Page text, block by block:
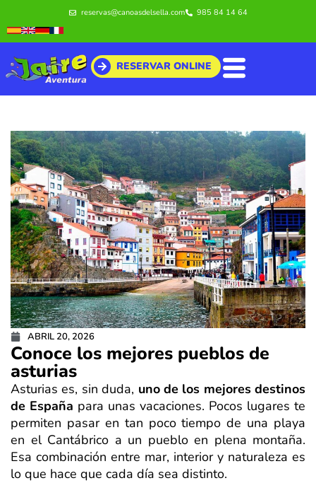
contenido
reservas@canoasdelsella.com 985 84 14 64
RESERVAR ONLINE
ABRIL 20, 2026
Conoce los mejores pueblos de
asturias
Asturias es, sin duda, uno de los mejores destinos
de España para unas vacaciones. Pocos lugares te
permiten pasar en tan poco tiempo de una playa
en el Cantábrico a un pueblo en plena montaña.
Esa combinación entre mar, interior y naturaleza es
lo que hace que cada día sea distinto.